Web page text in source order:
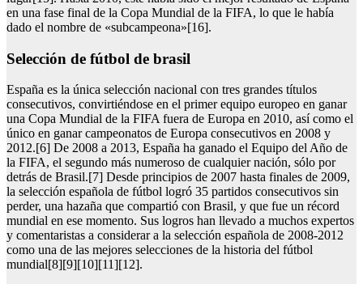
en una fase final de la Copa Mundial de la FIFA, lo que le había
dado el nombre de «subcampeona»[16].
selección de fútbol de brasil
España es la única selección nacional con tres grandes títulos
consecutivos, convirtiéndose en el primer equipo europeo en ganar
una Copa Mundial de la FIFA fuera de Europa en 2010, así como el
único en ganar campeonatos de Europa consecutivos en 2008 y
2012.[6] De 2008 a 2013, España ha ganado el Equipo del Año de
la FIFA, el segundo más numeroso de cualquier nación, sólo por
detrás de Brasil.[7] Desde principios de 2007 hasta finales de 2009,
la selección española de fútbol logró 35 partidos consecutivos sin
perder, una hazaña que compartió con Brasil, y que fue un récord
mundial en ese momento. Sus logros han llevado a muchos expertos
y comentaristas a considerar a la selección española de 2008-2012
como una de las mejores selecciones de la historia del fútbol
mundial[8][9][10][11][12].